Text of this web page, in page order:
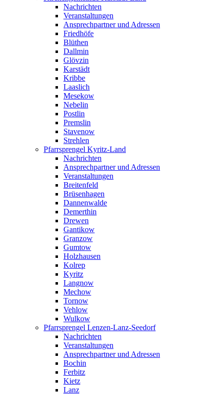
Nachrichten
Veranstaltungen
Ansprechpartner und Adressen
Friedhöfe
Blüthen
Dallmin
Glövzin
Karstädt
Kribbe
Laaslich
Mesekow
Nebelin
Postlin
Premslin
Stavenow
Strehlen
Pfarrsprengel Kyritz-Land
Nachrichten
Ansprechpartner und Adressen
Veranstaltungen
Breitenfeld
Brüsenhagen
Dannenwalde
Demerthin
Drewen
Gantikow
Granzow
Gumtow
Holzhausen
Kolrep
Kyritz
Langnow
Mechow
Tornow
Vehlow
Wulkow
Pfarrsprengel Lenzen-Lanz-Seedorf
Nachrichten
Veranstaltungen
Ansprechpartner und Adressen
Bochin
Ferbitz
Kietz
Lanz